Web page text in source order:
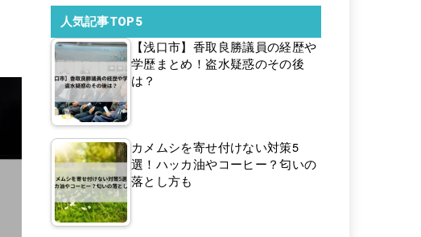
人気記事TOP5
【浅口市】香取良勝議員の経歴や
学歴まとめ！盗水疑惑のその後
は？
カメムシを寄せ付けない対策5
選！ハッカ油やコーヒー？匂いの
落とし方も